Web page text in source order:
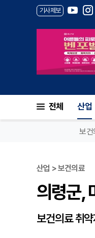
기사제보
전체 산업
보건
산업 > 보건의료
의령군,
보건의료 취